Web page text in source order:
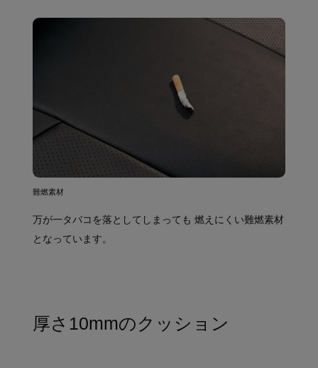
難燃素材
万が一タバコを落としてしまっても 燃えにくい難燃素材
となっています。
厚さ10mmのクッション